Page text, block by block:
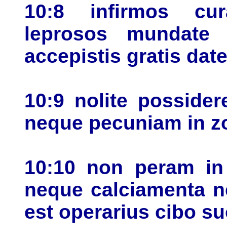
10:8 infirmos
leprosos
accepistis gratis date
10:9 nolite
neque pecuniam in
10:10 non peram
neque calciamenta
est operarius cibo